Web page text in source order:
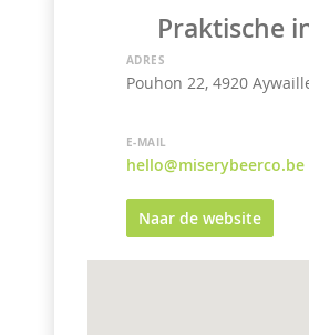
Praktische
ADRES
Pouhon 22, 4920
E-MAIL
hello@miserybeerco.be
Naar de website